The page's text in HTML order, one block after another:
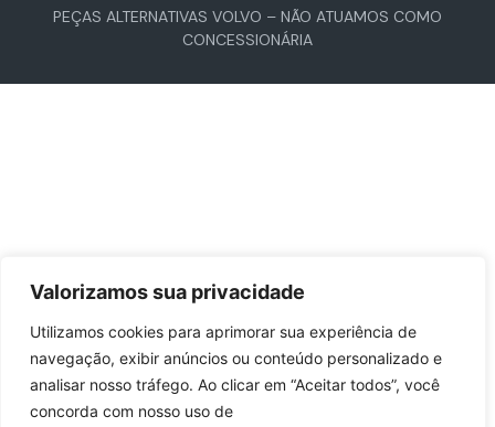
Valorizamos sua privacidade
Utilizamos cookies para aprimorar sua experiência de
navegação, exibir anúncios ou conteúdo personalizado e
analisar nosso tráfego. Ao clicar em “Aceitar todos”, você
concorda com nosso uso de
PEÇAS ALTERNATIVAS VOLVO – NÃO ATUAMOS COMO
CONCESSIONÁRIA